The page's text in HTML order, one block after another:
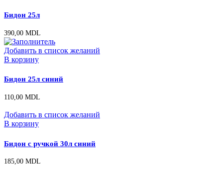
Бидон 25л
390,00 MDL
Добавить в список желаний
В корзину
Бидон 25л синий
110,00 MDL
Добавить в список желаний
В корзину
Бидон с ручкой 30л синий
185,00 MDL